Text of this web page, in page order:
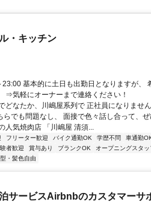
・キッチン
基本的に土日も出勤日となりますが、
⇒気軽にオーナーまで連絡ください！
どなたか、川嶋屋系列で 正社員になりませ
らでも問題なし、 面接で色々話し合って、
人気焼肉店 「川嶋屋 清須...
フリーター歓迎 バイク通勤OK 学歴不問 車通勤
者歓迎 賞与あり ブランクOK オープニングスタッ
・髪色自由
サービスAirbnbのカスタマーサ